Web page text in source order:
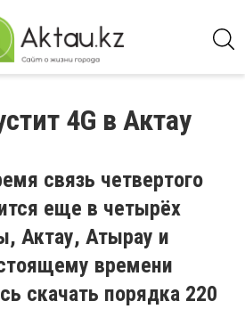
4G в Актау
связь четвертого
еще в четырёх
Актау, Атырау и
времени
скачать порядка 220